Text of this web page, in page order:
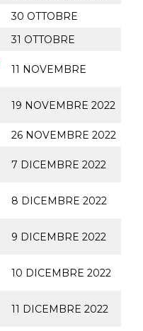
30 OTTOBRE
31 OTTOBRE
11 NOVEMBRE
19 NOVEMBRE 2022
26 NOVEMBRE 2022
7 DICEMBRE 2022
8 DICEMBRE 2022
9 DICEMBRE 2022
10 DICEMBRE 2022
11 DICEMBRE 2022